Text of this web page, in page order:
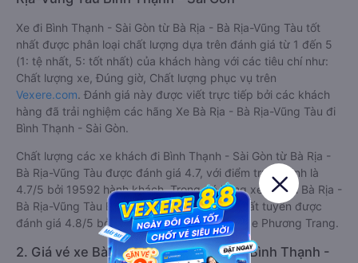
Xe đi Bình Thạnh - Sài Gòn từ Bà Rịa - Bà Rịa-Vũng Tàu tốt
nhất được phân loại chất lượng dựa trên đánh giá từ 1 đến 5
(1: tệ nhất, 5: tốt nhất) của khách hàng với các tiêu chí như:
Chất lượng xe, Đúng giờ, Chất lượng phục vụ trên
Vexere.com. Đánh giá này được viết trực tiếp bởi các khách
hàng đã trải nghiệm các hãng Xe Bà Rịa - Bà Rịa-Vũng Tàu đi
Bình Thạnh - Sài Gòn.
Chất lượng các xe khách đi Bình Thạnh - Sài Gòn từ Bà Rịa -
Bà Rịa-Vũng Tàu được đánh giá 4.7, với điểm trung bình là
4.7/5 bởi 19592 hành khách. Trong đó hãng xe khách Bà Rịa -
Bà Rịa-Vũng Tàu Bình Thạnh - Sài Gòn tốt nhất tuyến được
đánh giá 4.8/5 bởi 3978 hành khách là nhà xe Phương Trang.
2. Giá vé xe Bà Rịa - Bà Rịa-Vũng Tàu Bình Thạnh -